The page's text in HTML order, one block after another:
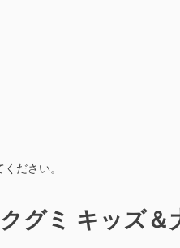
ださい。
グミ キッズ＆